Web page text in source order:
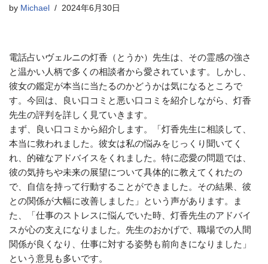
by Michael 2024年6月30日
電話占いヴェルニの灯香（とうか）先生は、その霊感の強さ
と温かい人柄で多くの相談者から愛されています。しかし、
彼女の鑑定が本当に当たるのかどうかは気になるところで
す。今回は、良い口コミと悪い口コミを紹介しながら、灯香
先生の評判を詳しく見ていきます。
まず、良い口コミから紹介します。「灯香先生に相談して、
本当に救われました。彼女は私の悩みをじっくり聞いてく
れ、的確なアドバイスをくれました。特に恋愛の問題では、
彼の気持ちや未来の展望について具体的に教えてくれたの
で、自信を持って行動することができました。その結果、彼
との関係が大幅に改善しました」という声があります。ま
た、「仕事のストレスに悩んでいた時、灯香先生のアドバイ
スが心の支えになりました。先生のおかげで、職場での人間
関係が良くなり、仕事に対する姿勢も前向きになりました」
という意見も多いです。